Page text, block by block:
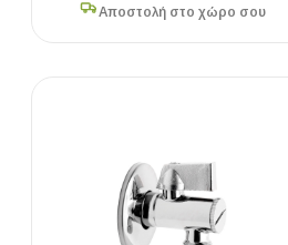
Αποστολή στο χώρο σου